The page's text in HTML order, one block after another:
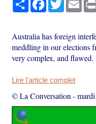
Australia has foreign
meddling in our elections
very complex, and flawed.
Lire l'article complet
© La Conversation -